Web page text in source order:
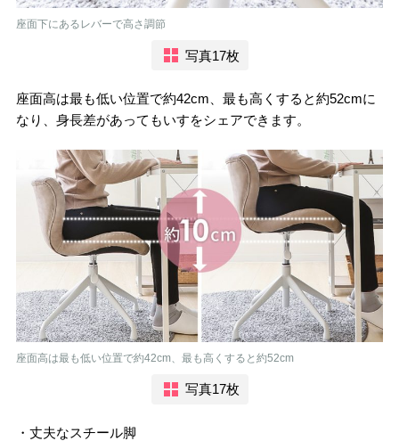
座面下にあるレバーで高さ調節
写真17枚
座面高は最も低い位置で約42cm、最も高くすると約52cmに
なり、身長差があってもいすをシェアできます。
座面高は最も低い位置で約42cm、最も高くすると約52cm
写真17枚
・丈夫なスチール脚